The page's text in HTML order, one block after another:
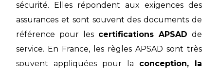
sécurité. Elles répondent aux exigences des
assurances et sont souvent des documents de
référence pour les certifications APSAD de
service. En France, les règles APSAD sont très
souvent appliquées pour la conception, la